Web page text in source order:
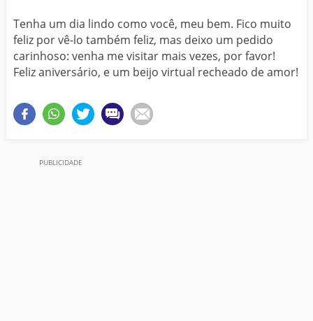
Tenha um dia lindo como você, meu bem. Fico muito
feliz por vê-lo também feliz, mas deixo um pedido
carinhoso: venha me visitar mais vezes, por favor!
Feliz aniversário, e um beijo virtual recheado de amor!